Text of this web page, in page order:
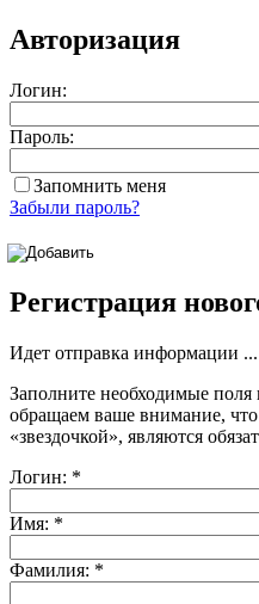
Авторизация
Логин:
Пароль:
Запомнить меня
Забыли пароль?
Регистрация
Идет отправка информации ...
Заполните необходимые
обращаем ваше внимание,
«звездочкой», являются
Логин: *
Имя: *
Фамилия: *